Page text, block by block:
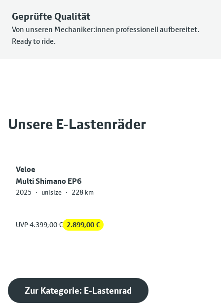
Geprüfte Qualität
Von unseren Mechaniker:innen professionell aufbereitet.
Ready to ride.
Unsere E-Lastenräder
Veloe
Multi Shimano EP6
2025 · unisize · 228 km
UVP 4.399,00 € 2.899,00 €
Zur Kategorie: E-Lastenrad